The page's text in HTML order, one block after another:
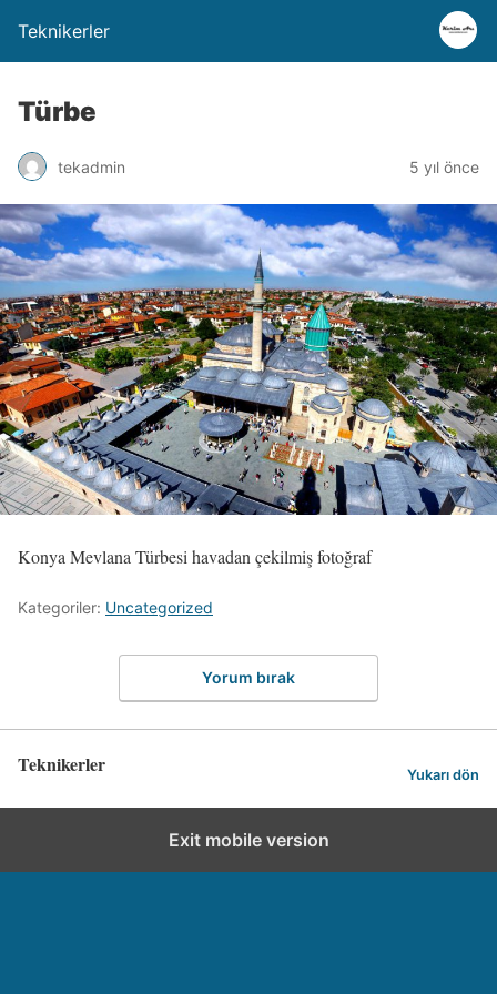
Teknikerler
Türbe
tekadmin 5 yıl önce
Konya Mevlana Türbesi havadan çekilmiş fotoğraf
Kategoriler: Uncategorized
Yorum bırak
Teknikerler Yukarı dön
Exit mobile version